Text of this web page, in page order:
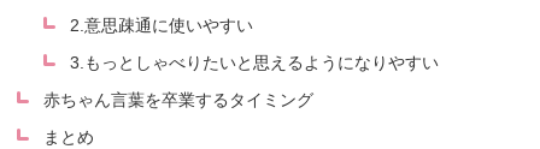
2.意思疎通に使いやすい
3.もっとしゃべりたいと思えるようになりやすい
赤ちゃん言葉を卒業するタイミング
まとめ